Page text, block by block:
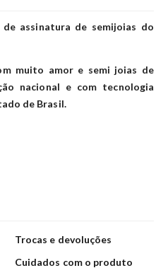
assinatura de semijoias do
muito amor e semi joias de
nacional e com tecnologia
de Brasil.
Trocas e devoluções
Cuidados com o produto